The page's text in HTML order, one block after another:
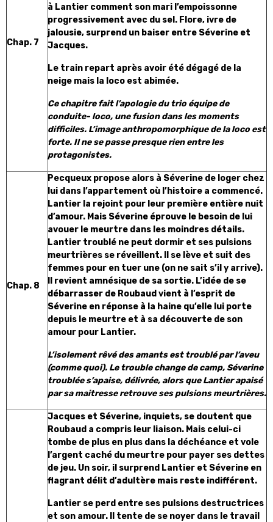
Chap. 7
à Lantier comment son mari l’empoissonne
progressivement avec du sel. Flore, ivre de
jalousie, surprend un baiser entre Séverine et
Jacques.
Le train repart après avoir été dégagé de la
neige mais la loco est abimée.
Ce chapitre fait l’apologie du trio équipe de
conduite- loco, une fusion dans les moments
difficiles. L’image anthropomorphique de la loco est
forte. Il ne se passe presque rien entre les
protagonistes.
Chap. 8
Pecqueux propose alors à Séverine de loger chez
lui dans l’appartement où l’histoire a commencé.
Lantier la rejoint pour leur première entière nuit
d’amour. Mais Séverine éprouve le besoin de lui
avouer le meurtre dans les moindres détails.
Lantier troublé ne peut dormir et ses pulsions
meurtrières se réveillent. Il se lève et suit des
femmes pour en tuer une (on ne sait s’il y arrive).
Il revient amnésique de sa sortie. L’idée de se
débarrasser de Roubaud vient à l’esprit de
Séverine en réponse à la haine qu’elle lui porte
depuis le meurtre et à sa découverte de son
amour pour Lantier.
L’isolement rêvé des amants est troublé par l’aveu
(comme quoi). Le trouble change de camp, Séverine
troublée s’apaise, délivrée, alors que Lantier apaisé
par sa maitresse retrouve ses pulsions meurtrières.
Jacques et Séverine, inquiets, se doutent que
Roubaud a compris leur liaison. Mais celui-ci
tombe de plus en plus dans la déchéance et vole
l’argent caché du meurtre pour payer ses dettes
de jeu. Un soir, il surprend Lantier et Séverine en
flagrant délit d’adultère mais reste indifférent.
Lantier se perd entre ses pulsions destructrices
et son amour. Il tente de se noyer dans le travail